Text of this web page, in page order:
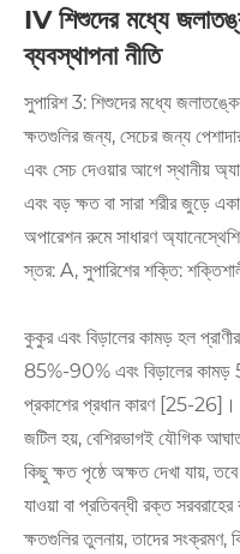
IV শিশুদের মধ্যে
ব্যবস্থাপনা নীতি
সুপারিশ 3: শিশুদের মধ্যে
ক্ষতগুলির জন্য, সেচের জন্য
এবং সেচ দেওয়ার আগে স্থানীয়
এবং বড় ক্ষত বা সারা শরীর জুড়ে
অপারেশন রুমে সাধারণ
স্তর: A, সুপারিশের শক্তি:
কুকুর এবং বিড়ালের কামড় হল
85%-90% এবং বিড়ালের কামড়
প্রকাশের প্রধান কারণ [25-26]।
জটিল হয়, বেশিরভাগই যৌগিক
কিছু ক্ষত পৃষ্ঠে অক্ষত দেখা যায়,
যাওয়া বা প্রতিবন্ধী রক্ত
ক্ষতগুলির তুলনায়, তাদের সংক্রমণ,